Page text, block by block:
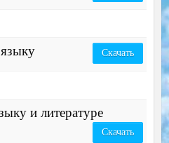
Скачать
и литературе
Скачать